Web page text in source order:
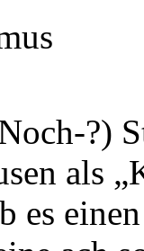
?)
als
es